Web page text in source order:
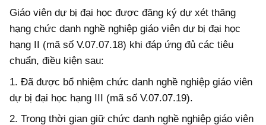
Giáo viên dự bị đại học được đăng ký dự xét thăng
hạng chức danh nghề nghiệp giáo viên dự bị đại học
hạng II (mã số V.07.07.18) khi đáp ứng đủ các tiêu
chuẩn, điều kiện sau:
1. Đã được bổ nhiệm chức danh nghề nghiệp giáo viên
dự bị đại học hạng III (mã số V.07.07.19).
2. Trong thời gian giữ chức danh nghề nghiệp giáo viên